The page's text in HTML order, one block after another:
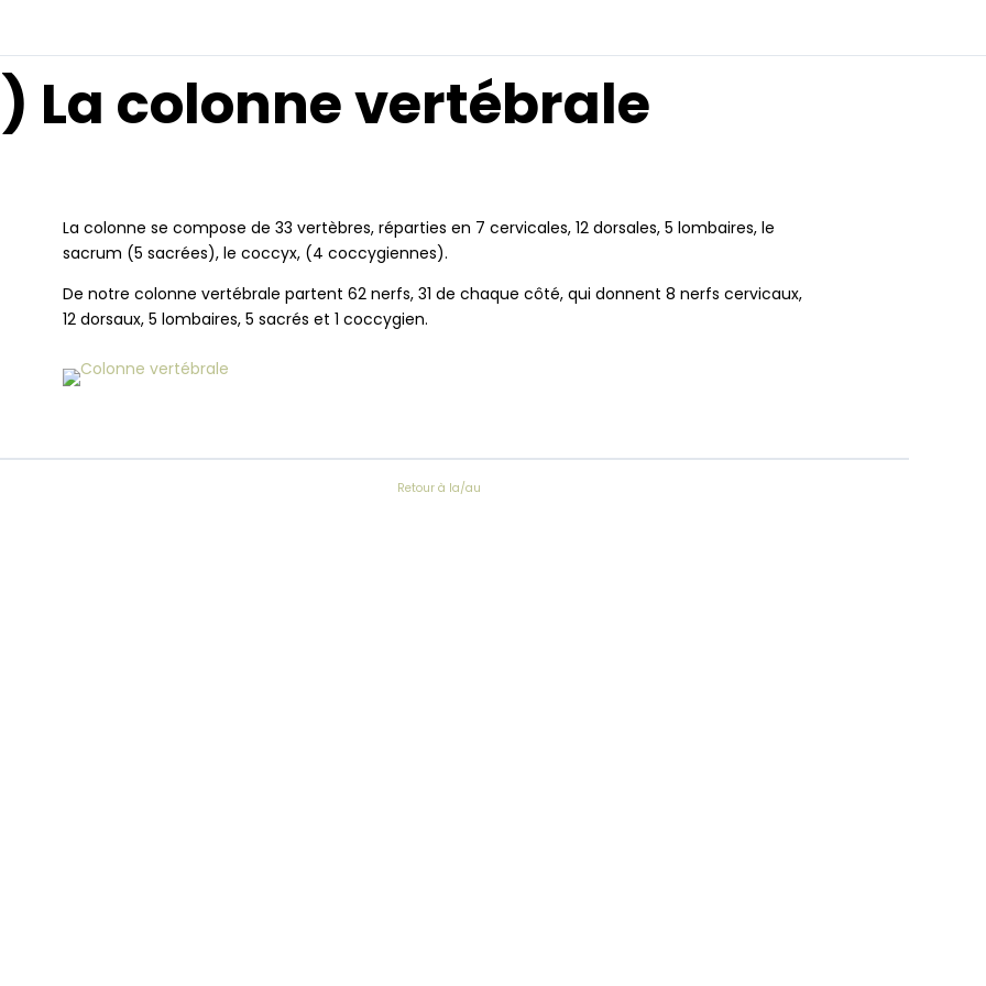
La colonne vertébrale
La colonne se compose de 33 vertèbres, réparties en 7 cervicales, 12 dorsales, 5 lombaires, le
sacrum (5 sacrées), le coccyx, (4 coccygiennes).
De notre colonne vertébrale partent 62 nerfs, 31 de chaque côté, qui donnent 8 nerfs cervicaux,
12 dorsaux, 5 lombaires, 5 sacrés et 1 coccygien.
Retour à la/au